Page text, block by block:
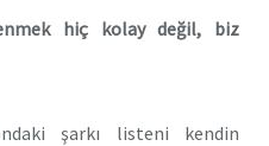
hiç kolay değil, biz
şarkı listeni kendin